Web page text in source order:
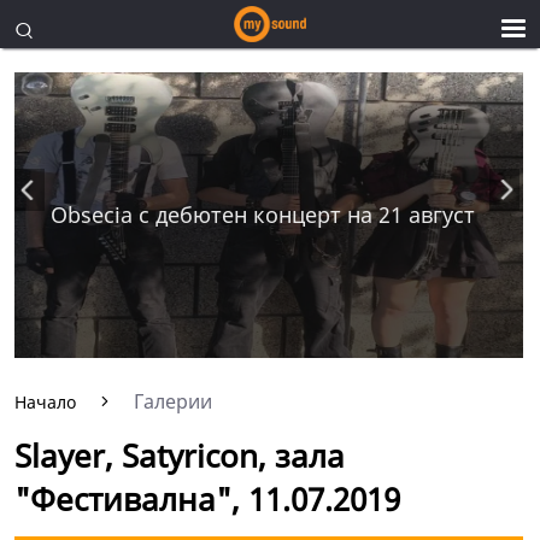
Obsecia с дебютен концерт на 21 август
Начало Галерии
Slayer, Satyricon, зала
"Фестивална", 11.07.2019